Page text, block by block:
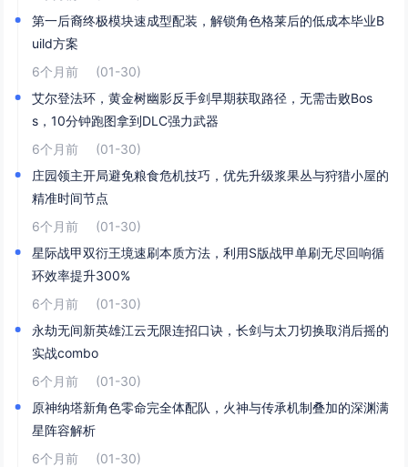
第一后裔终极模块速成型配装，解锁角色格莱后的低成本毕业B
uild方案
6个月前
(01-30)
艾尔登法环，黄金树幽影反手剑早期获取路径，无需击败Bos
s，10分钟跑图拿到DLC强力武器
6个月前
(01-30)
庄园领主开局避免粮食危机技巧，优先升级浆果丛与狩猎小屋的
精准时间节点
6个月前
(01-30)
星际战甲双衍王境速刷本质方法，利用S版战甲单刷无尽回响循
环效率提升300%
6个月前
(01-30)
永劫无间新英雄江云无限连招口诀，长剑与太刀切换取消后摇的
实战combo
6个月前
(01-30)
原神纳塔新角色零命完全体配队，火神与传承机制叠加的深渊满
星阵容解析
6个月前
(01-30)